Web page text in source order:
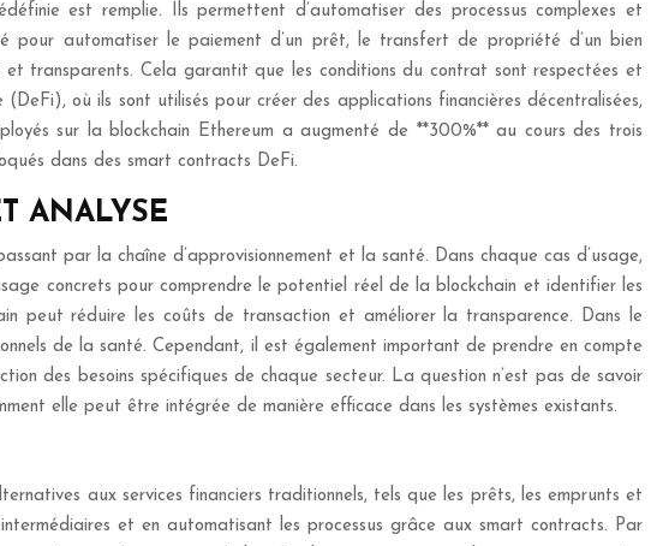
est remplie. Ils permettent d’automatiser des processus complexes et
pour automatiser le paiement d’un prêt, le transfert de propriété d’un bien
transparents. Cela garantit que les conditions du contrat sont respectées et
où ils sont utilisés pour créer des applications financières décentralisées,
sur la blockchain Ethereum a augmenté de **300%** au cours des trois
dans des smart contracts DeFi.
ANALYSE
par la chaîne d’approvisionnement et la santé. Dans chaque cas d’usage,
concrets pour comprendre le potentiel réel de la blockchain et identifier les
peut réduire les coûts de transaction et améliorer la transparence. Dans le
de la santé. Cependant, il est également important de prendre en compte
des besoins spécifiques de chaque secteur. La question n’est pas de savoir
elle peut être intégrée de manière efficace dans les systèmes existants.
aux services financiers traditionnels, tels que les prêts, les emprunts et
et en automatisant les processus grâce aux smart contracts. Par